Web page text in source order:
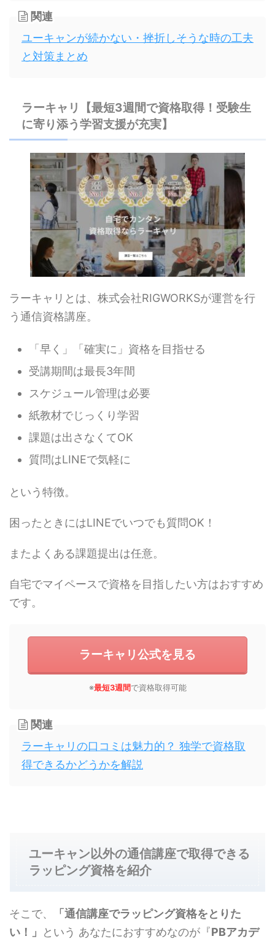
関連
ユーキャンが続かない・挫折しそうな時の工夫
と対策まとめ
ラーキャリ【最短3週間で資格取得！受験生
に寄り添う学習支援が充実】
ラーキャリとは、株式会社RIGWORKSが運営を行
う通信資格講座。
「早く」「確実に」資格を目指せる
受講期間は最長3年間
スケジュール管理は必要
紙教材でじっくり学習
課題は出さなくてOK
質問はLINEで気軽に
という特徴。
困ったときにはLINEでいつでも質問OK！
またよくある課題提出は任意。
自宅でマイペースで資格を目指したい方はおすすめ
です。
ラーキャリ公式を見る
※最短3週間 で資格取得可能
関連
ラーキャリの口コミは魅力的？ 独学で資格取
得できるかどうかを解説
ユーキャン以外の通信講座で取得できる
ラッピング資格を紹介
そこで、
「通信講座でラッピング資格をとりた
い！」
という あなたにおすすめなのが『PBアカデ